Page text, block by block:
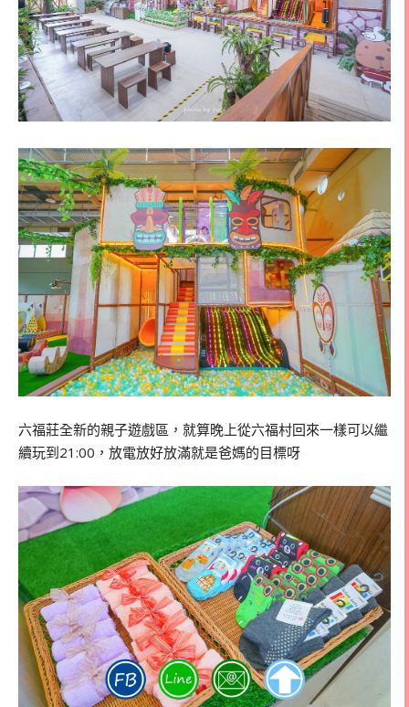
六福莊全新的親子遊戲區，就算晚上從六福村回來一樣可以繼
續玩到21:00，放電放好放滿就是爸媽的目標呀